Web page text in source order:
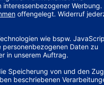
sind für
Technologie für ein
du beim
E-